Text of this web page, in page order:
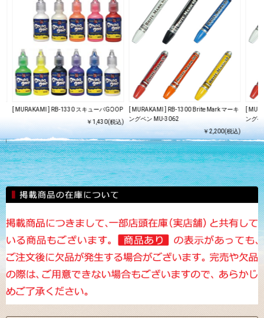
)
[ MURAKAMI ] RB-1330 スキューバGOOP
￥1,430(税込)
[ MURAKAMI ] RB-1300 Brite Mark マーキ
ングペン MU-3062
￥2,200(税込)
[
ング